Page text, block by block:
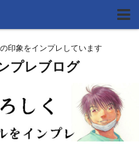
印象をインプレしています
プレブログ